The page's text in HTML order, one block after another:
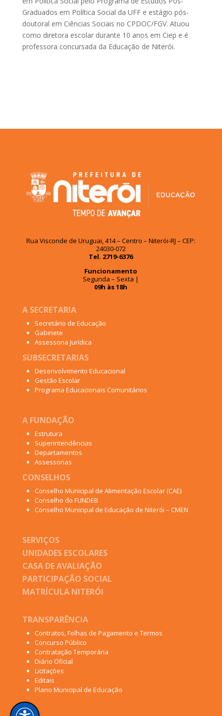
Graduados em Política Social da UFF e estágio pós-
doutoral em Ciências Sociais no CPDOC/FGV. Atuou
como diretora escolar durante 10 anos em Ciep e é
professora concursada da Educação de Niterói.
Rua Visconde de Uruguai, 414 – Centro – Niterói-RJ – CEP:
24030-072
Tel. 2719-6376
Funcionamento
Segunda – Sexta |
09h às 18h
A SECRETARIA
Secretário de Educação
Gabinete
Assessoria Jurídica
SUBSECRETARIAS
Desenvolvimento Educacional
Gestão Escolar
Programa Educacionais Comunitários
A FUNDAÇÃO
Estrutura
Superintendências
Departamentos
Assessorias
CONSELHOS
Conselho Municipal de Alimentação Escolar (CAE)
Conselho do FUNDEB
Conselho Municipal de Educação de Niterói – CMEN
SERVIÇOS
UNIDADES ESCOLARES
CASA DE AVALIAÇÃO
PARTICIPAÇÃO SOCIAL
MATRÍCULA NITERÓI
TRANSPARÊNCIA
Contratos, Folhas de Pagamento e Termos
Concurso Público
Contratação Temporária
Diário Oficial
Licitações
Editais
Plano Municipal de Educação